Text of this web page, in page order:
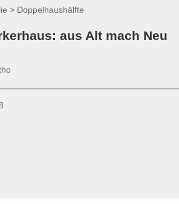
> Doppelhaushälfte
aus Alt mach Neu